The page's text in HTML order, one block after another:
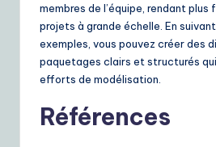
membres de l’équipe, rendant
projets à grande échelle. En
exemples, vous pouvez créer des
paquetages clairs et structurés
efforts de modélisation.
Références